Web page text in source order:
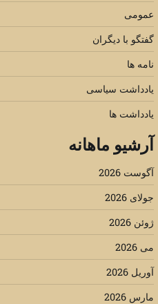
عمومی
گفتگو با دیگران
نامه ها
یادداشت سیاسی
یادداشت ها
آرشیو ماهانه
آگوست 2026
جولای 2026
ژوئن 2026
می 2026
آوریل 2026
مارس 2026